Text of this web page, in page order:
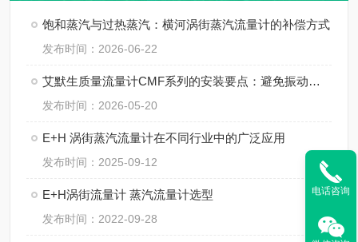
饱和蒸汽与过热蒸汽：横河涡街蒸汽流量计的补偿方式
发布时间：2026-06-22
艾默生质量流量计CMF系列的安装要点：避免振动、应力与两相流干扰
发布时间：2026-05-20
E+H 涡街蒸汽流量计在不同行业中的广泛应用
发布时间：2025-09-12
E+H涡街流量计 蒸汽流量计选型
发布时间：2022-09-28
电话咨询